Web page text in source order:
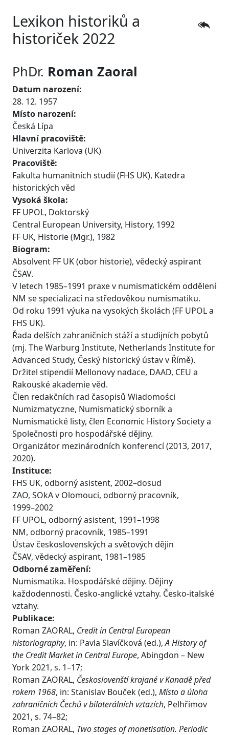
Lexikon historiků a
historiček 2022
PhDr. Roman Zaoral
Datum narození:
28. 12. 1957
Místo narození:
Česká Lípa
Hlavní pracoviště:
Univerzita Karlova (UK)
Pracoviště:
Fakulta humanitních studií (FHS UK), Katedra
historických věd
Vysoká škola:
FF UPOL, Doktorský
Central European University, History, 1992
FF UK, Historie (Mgr.), 1982
Biogram:
Absolvent FF UK (obor historie), vědecký aspirant
ČSAV.
V letech 1985–1991 praxe v numismatickém oddělení
NM se specializací na středověkou numismatiku.
Od roku 1991 výuka na vysokých školách (FF UPOL a
FHS UK).
Řada delších zahraničních stáží a studijních pobytů
(mj. The Warburg Institute, Netherlands Institute for
Advanced Study, Český historický ústav v Římě).
Držitel stipendií Mellonovy nadace, DAAD, CEU a
Rakouské akademie věd.
Člen redakčních rad časopisů Wiadomości
Numizmatyczne, Numismatický sborník a
Numismatické listy, člen Economic History Society a
Společnosti pro hospodářské dějiny.
Organizátor mezinárodních konferencí (2013, 2017,
2020).
Instituce:
FHS UK, odborný asistent, 2002–dosud
ZAO, SOkA v Olomouci, odborný pracovník,
1999–2002
FF UPOL, odborný asistent, 1991–1998
NM, odborný pracovník, 1985–1991
Ústav československých a světových dějin
ČSAV, vědecký aspirant, 1981–1985
Odborné zaměření:
Numismatika. Hospodářské dějiny. Dějiny
každodennosti. Česko-anglické vztahy. Česko-italské
vztahy.
Publikace:
Roman ZAORAL, Credit in Central European
historiography, in: Pavla Slavíčková (ed.),A History of
the Credit Market in Central Europe, Abingdon – New
York 2021, s. 1–17;
Roman ZAORAL, Českoslovenští krajané v Kanadě před
rokem 1968, in: Stanislav Bouček (ed.), Místo a úloha
zahraničních Čechů v bilaterálních vztazích, Pelhřimov
2021, s. 74–82;
Roman ZAORAL, Two stages of monetisation. Periodic